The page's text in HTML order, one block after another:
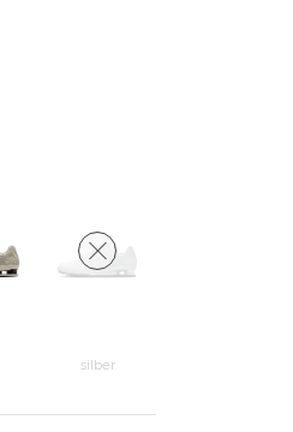
silber